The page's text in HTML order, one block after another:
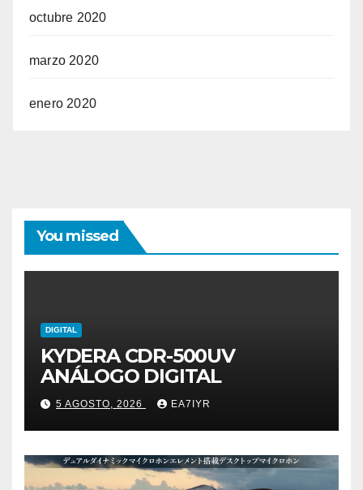
octubre 2020
marzo 2020
enero 2020
You missed
DIGITAL
KYDERA CDR-500UV
ANÁLOGO DIGITAL
5 AGOSTO, 2026 EA7IYR